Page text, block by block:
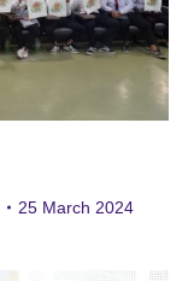
25 March 2024